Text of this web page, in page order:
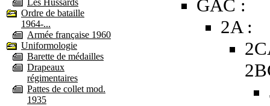
Ordre de bataille
1964-...
Armée française 1960
Uniformologie
Barette de médailles
Drapeaux
régimentaires
Pattes de collet mod.
1935
GAC :
2A :